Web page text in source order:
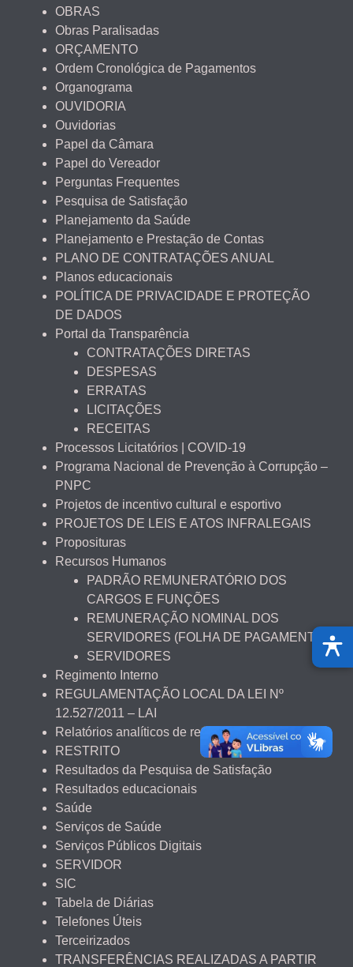
OBRAS
Obras Paralisadas
ORÇAMENTO
Ordem Cronológica de Pagamentos
Organograma
OUVIDORIA
Ouvidorias
Papel da Câmara
Papel do Vereador
Perguntas Frequentes
Pesquisa de Satisfação
Planejamento da Saúde
Planejamento e Prestação de Contas
PLANO DE CONTRATAÇÕES ANUAL
Planos educacionais
POLÍTICA DE PRIVACIDADE E PROTEÇÃO
DE DADOS
Portal da Transparência
CONTRATAÇÕES DIRETAS
DESPESAS
ERRATAS
LICITAÇÕES
RECEITAS
Processos Licitatórios | COVID-19
Programa Nacional de Prevenção à Corrupção –
PNPC
Projetos de incentivo cultural e esportivo
PROJETOS DE LEIS E ATOS INFRALEGAIS
Proposituras
Recursos Humanos
PADRÃO REMUNERATÓRIO DOS
CARGOS E FUNÇÕES
REMUNERAÇÃO NOMINAL DOS
SERVIDORES (FOLHA DE PAGAMENTO)
SERVIDORES
Regimento Interno
REGULAMENTAÇÃO LOCAL DA LEI Nº
12.527/2011 – LAI
Relatórios analíticos de renúncia fiscal
RESTRITO
Resultados da Pesquisa de Satisfação
Resultados educacionais
Saúde
Serviços de Saúde
Serviços Públicos Digitais
SERVIDOR
SIC
Tabela de Diárias
Telefones Úteis
Terceirizados
TRANSFERÊNCIAS REALIZADAS A PARTIR